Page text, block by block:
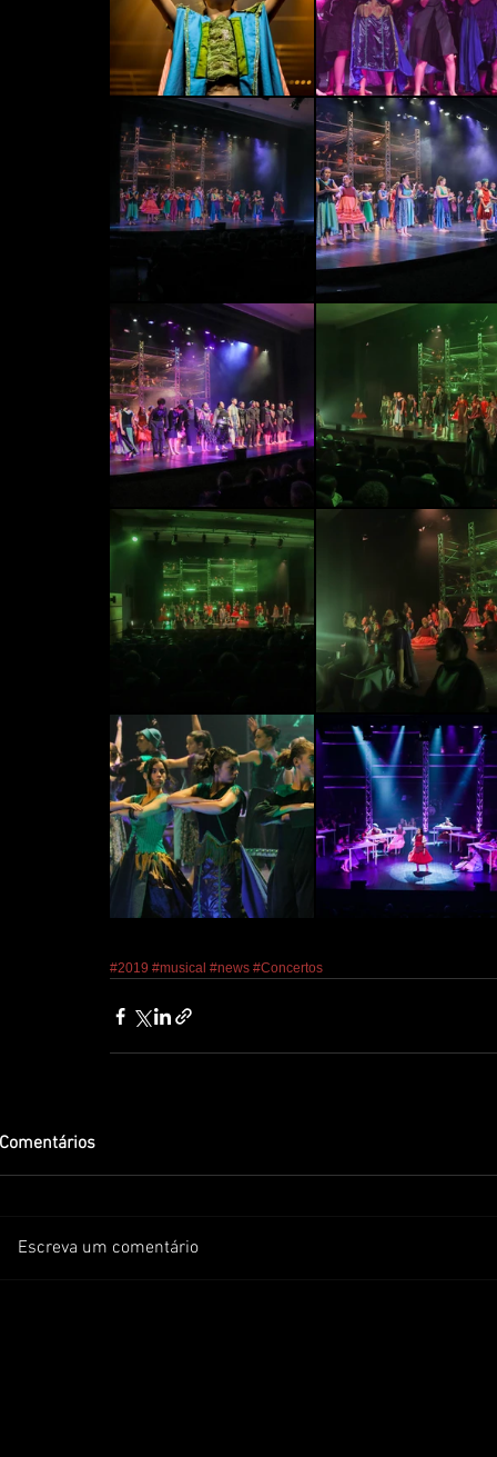
#2019 #musical #news #Concertos
Comentários
Escreva um comentário